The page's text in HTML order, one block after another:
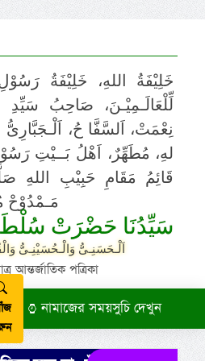
خَلِيْفَةُ اللهِ، خَلِيْفَةُ
لِّلْعَالَـمِيْـنَ، صَاحِبُ
نِعْمَتْ، اَلسَّفَّا حُ، اَلْـجَبَّارِىُّ
لهِ، مُطَهِّرٌ، اَهْلُ بَــيْتِ
قَائِمُ مَقَامِ حَبِيْبِ اللهِ
مَـمْدُوْحْ
سَيِّدُنَا حَضْرَتْ
اَلْـحَسَنِـىُّ وَالْـحُسَيْنِـىُّ
আন্তর্জাতিক পত্রিকা
নামাজের সময়সুচি দেখুন